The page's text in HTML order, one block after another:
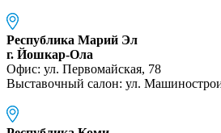
Республика Марий Эл
г. Йошкар-Ола
Офис: ул. Первомайская, 78
Выставочный салон: ул.